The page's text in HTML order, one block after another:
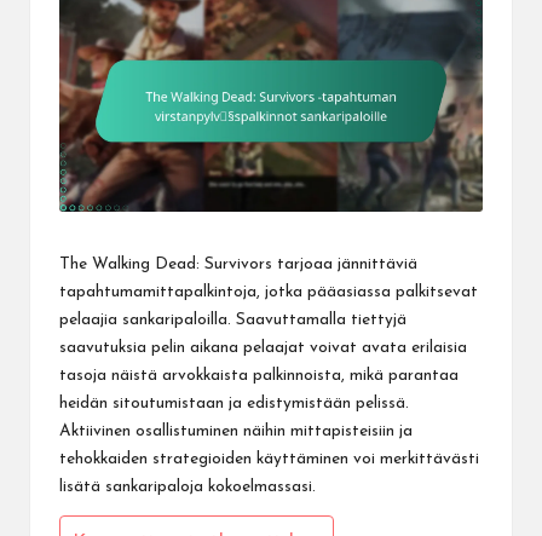
The Walking Dead: Survivors tarjoaa jännittäviä
tapahtumamittapalkintoja, jotka pääasiassa palkitsevat
pelaajia sankaripaloilla. Saavuttamalla tiettyjä
saavutuksia pelin aikana pelaajat voivat avata erilaisia
tasoja näistä arvokkaista palkinnoista, mikä parantaa
heidän sitoutumistaan ja edistymistään pelissä.
Aktiivinen osallistuminen näihin mittapisteisiin ja
tehokkaiden strategioiden käyttäminen voi merkittävästi
lisätä sankaripaloja kokoelmassasi.